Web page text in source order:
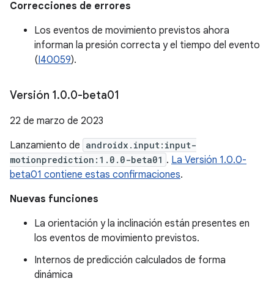
Correcciones de errores
Los eventos de movimiento previstos ahora
informan la presión correcta y el tiempo del evento
(I40059).
Versión 1.0.0-beta01
22 de marzo de 2023
Lanzamiento de androidx.input:input-
motionprediction:1.0.0-beta01 . La Versión 1.0.0-
beta01 contiene estas confirmaciones.
Nuevas funciones
La orientación y la inclinación están presentes en
los eventos de movimiento previstos.
Internos de predicción calculados de forma
dinámica